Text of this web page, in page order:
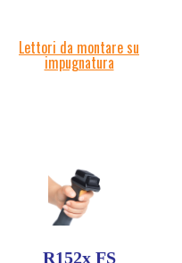
Lettori da montare su
impugnatura
R152x FS